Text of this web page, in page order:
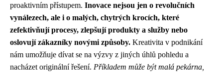
proaktivním přístupem. Inovace nejsou jen o revolučních
vynálezech, ale i o malých, chytrých krocích, které
zefektivňují procesy, zlepšují produkty a služby nebo
oslovují zákazníky novými způsoby. Kreativita v podnikání
nám umožňuje dívat se na výzvy z jiných úhlů pohledu a
nacházet originální řešení. Příkladem může být malá pekárna,